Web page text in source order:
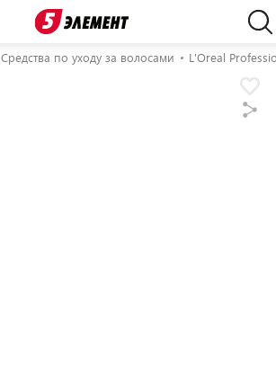
Средства по уходу за волосами L'Oreal